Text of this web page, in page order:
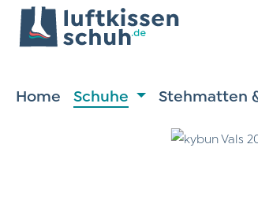
Hauptinhalt springen
Zur Suche springen
Zur Hauptnavigation springen
Home Schuhe Stehmatten